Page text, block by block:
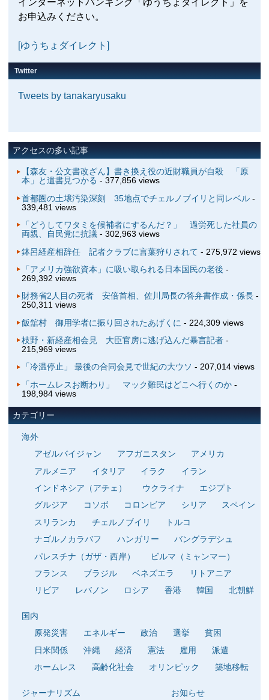
お申込みください。
[ゆうちょダイレクト]
Twitter
Tweets by tanakaryusaku
アクセスの多い記事
【森友・公文書改ざん】書き換え役の近財職員が自殺 「原
本」と遺書見つかる - 377,856 views
首都圏の土壌汚染深刻 35地点でチェルノブイリと同レベル-
339,481 views
「どうしてワタミを候補者にするんだ？」 過労死した社員の
両親、自民党に抗議- 302,963 views
鉢呂経産相辞任 記者クラブに言葉狩りされて - 275,972 views
「アメリカ強欲資本」に吸い取られる日本国民の老後 -
269,392 views
財務省2人目の死者 安倍首相、佐川局長の答弁書作成・係長-
250,311 views
飯舘村 御用学者に振り回されたあげくに - 224,309 views
枝野・新経産相会見 大臣官房に逃げ込んだ暴言記者-
215,969 views
「冷温停止」 最後の合同会見で世紀の大ウソ - 207,014 views
「ホームレスお断わり」 マック難民はどこへ行くのか-
198,984 views
カテゴリー
海外
アゼルバイジャン
アフガニスタン
アメリカ
アルメニア
イタリア イラク
イラン
インドネシア（アチェ）
ウクライナ
エジプト
グルジア
コソボ コロンビア シリア
スペイン
スリランカ
チェルノブイリ
トルコ
ナゴルノカラバフ
ハンガリー
バングラデシュ
パレスチナ（ガザ・西岸）
ビルマ（ミャンマー）
フランス
ブラジル ベネズエラ
リトアニア
リビア
レバノン ロシア 香港 韓国 北朝鮮
国内
原発災害
エネルギー 政治 選挙
貧困
日米関係
沖縄 経済 憲法 雇用
派遣
ホームレス
高齢化社会 オリンピック 築地移転
ジャーナリズム お知らせ